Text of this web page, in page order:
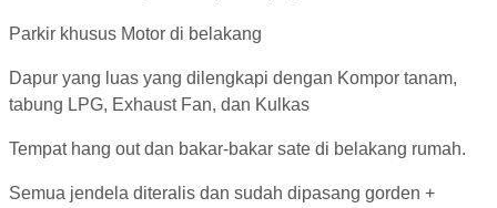
Parkir khusus Motor di belakang
Dapur yang luas yang dilengkapi dengan Kompor tanam,
tabung LPG, Exhaust Fan, dan Kulkas
Tempat hang out dan bakar-bakar sate di belakang rumah.
Semua jendela diteralis dan sudah dipasang gorden +